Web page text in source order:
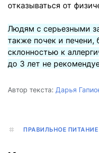
отказываться от
Людям с серьезными
также почек и
склонностью к
до 3 лет не
Автор текста: Дарья
ПРАВИЛЬНОЕ ПИТАНИЕ